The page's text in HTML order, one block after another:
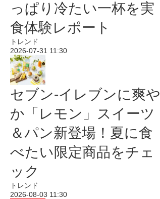
っぱり冷たい一杯を実
食体験レポート
トレンド
2026-07-31 11:30
セブン‐イレブンに爽や
か「レモン」スイーツ
＆パン新登場！夏に食
べたい限定商品をチェ
ック
トレンド
2026-08-03 11:30